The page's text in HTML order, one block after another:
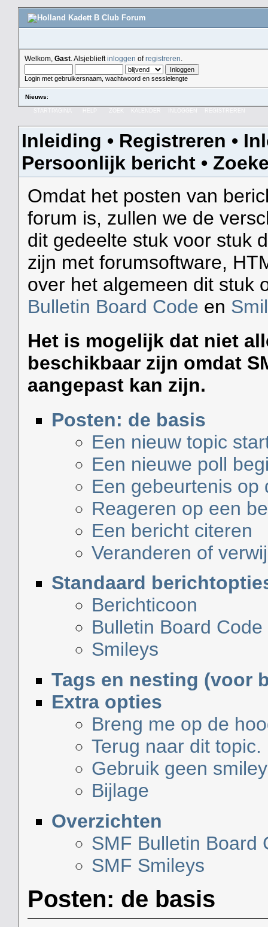
Welkom, Gast . Alsjeblieftinloggen ofregistreren
Login met gebruikersnaam, wachtwoord en sessielengte
Nieuws:
ZOEK
Inleiding • Registreren •
Persoonlijk bericht •
Omdat het posten van
forum is, zullen we de
dit gedeelte stuk voor stuk
zijn met forumsoftware,
over het algemeen dit stuk
Bulletin Board Code en
Het is mogelijk dat niet
beschikbaar zijn omdat
aangepast kan zijn.
Posten: de basis
Een nieuw topic
Een nieuwe poll
Een gebeurtenis op
Reageren op een
Een bericht citeren
Veranderen of
Standaard
Berichticoon
Bulletin Board Code
Smileys
Tags en nesting (voor
Extra opties
Breng me op de
Terug naar dit topic.
Gebruik geen
Bijlage
Overzichten
SMF Bulletin Board
SMF Smileys
Posten: de basis